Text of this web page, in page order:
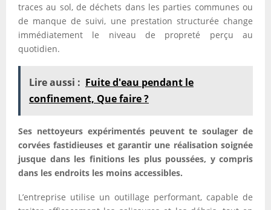
traces au sol, de déchets dans les parties communes ou
de manque de suivi, une prestation structurée change
immédiatement le niveau de propreté perçu au
quotidien.
Lire aussi : Fuite d'eau pendant le
confinement, Que faire ?
Ses nettoyeurs expérimentés peuvent te soulager de
corvées fastidieuses et garantir une réalisation soignée
jusque dans les finitions les plus poussées, y compris
dans les endroits les moins accessibles.
L’entreprise utilise un outillage performant, capable de